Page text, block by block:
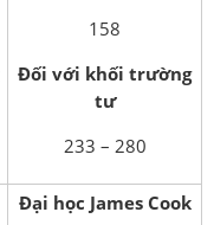
158
Đối với khối trường
tư
233 – 280
Đại học James Cook